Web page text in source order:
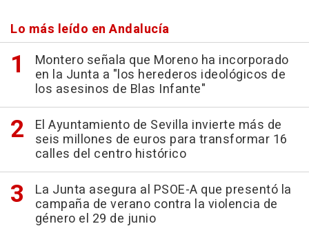
Lo más leído en Andalucía
Montero señala que Moreno ha incorporado
en la Junta a "los herederos ideológicos de
los asesinos de Blas Infante"
El Ayuntamiento de Sevilla invierte más de
seis millones de euros para transformar 16
calles del centro histórico
La Junta asegura al PSOE-A que presentó la
campaña de verano contra la violencia de
género el 29 de junio